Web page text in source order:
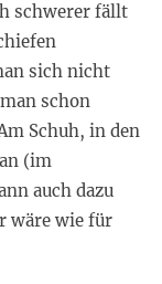
schwerer fällt
sich nicht
schon
Schuh, in den
(im
auch dazu
wäre wie für